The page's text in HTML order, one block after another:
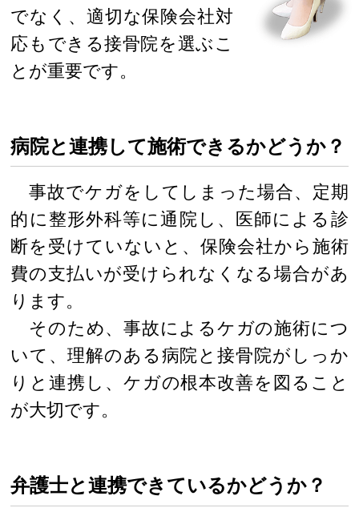
でなく、適切な保険会社対
応もできる接骨院を選ぶこ
とが重要です。
病院と連携して施術できるかどうか？
事故でケガをしてしまった場合、定期
的に整形外科等に通院し、医師による診
断を受けていないと、保険会社から施術
費の支払いが受けられなくなる場合があ
ります。
そのため、事故によるケガの施術につ
いて、理解のある病院と接骨院がしっか
りと連携し、ケガの根本改善を図ること
が大切です。
弁護士と連携できているかどうか？